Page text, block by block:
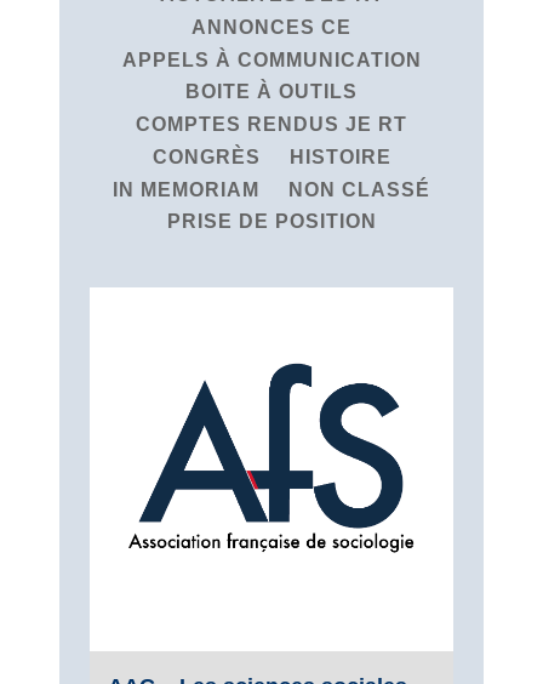
ANNONCES CE
APPELS À COMMUNICATION
BOITE À OUTILS
COMPTES RENDUS JE RT
CONGRÈS
HISTOIRE
IN MEMORIAM
NON CLASSÉ
PRISE DE POSITION